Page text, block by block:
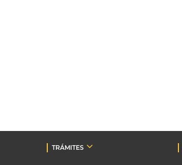
TRÁMITES